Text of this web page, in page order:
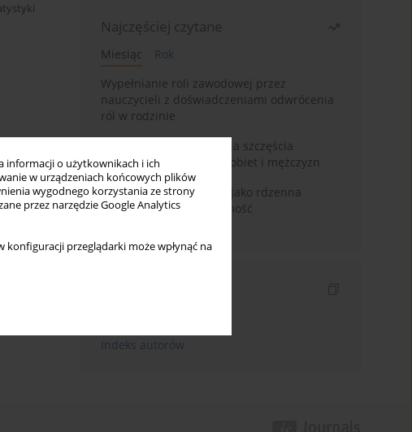
informacji o użytkownikach i ich
w urządzeniach końcowych plików
wygodnego korzystania ze strony
przez narzędzie Google Analytics
konfiguracji przeglądarki może wpłynąć na
Najczęściej czytane
Miesiąc
Rok
Wypełnianie roli zawodowej przez
nauczycieli z doświadczeniami odwrócenia
ról w rodzinie
Uwarunkowania poczucia szczęścia
małżeńskiego w opinii kobiet i mężczyzn
Język domu rodzinnego jako rdzenna
wartość kreująca tożsamość
Indeks autorów